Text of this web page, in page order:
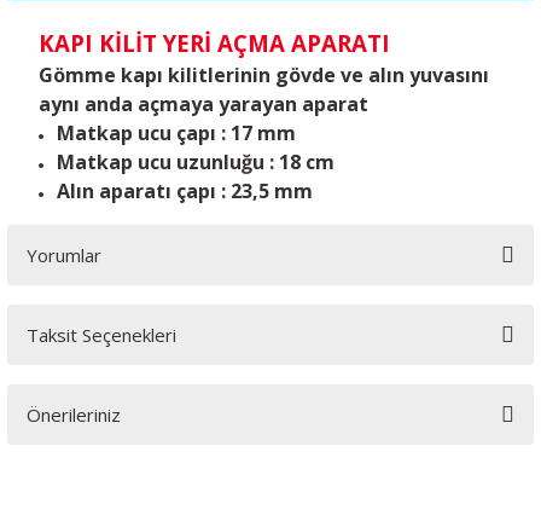
KAPI KİLİT YERİ AÇMA APARATI
Gömme kapı kilitlerinin gövde ve alın yuvasını
aynı anda açmaya yarayan aparat
Matkap ucu çapı : 17 mm
Matkap ucu uzunluğu : 18 cm
Alın aparatı çapı : 23,5 mm
Yorumlar
Taksit Seçenekleri
Önerileriniz